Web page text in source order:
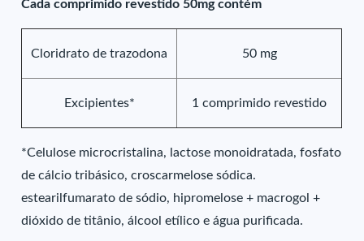
Cada comprimido revestido 50mg contém
Cloridrato de trazodona 50 mg
Excipientes* 1 comprimido revestido
*Celulose microcristalina, lactose monoidratada, fosfato
de cálcio tribásico, croscarmelose sódica.
estearilfumarato de sódio, hipromelose + macrogol +
dióxido de titânio, álcool etílico e água purificada.